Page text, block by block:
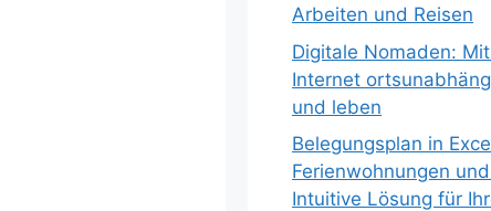
Arbeiten und Reisen
Digitale Nomaden:
Internet
und leben
Belegungsplan in
Ferienwohnungen
Intuitive Lösung für